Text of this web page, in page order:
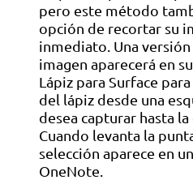
pero este método
opción de recortar su
inmediato. Una
imagen aparecerá en
Lápiz para Surface
del lápiz desde una
desea capturar hasta la
Cuando levanta la
selección aparece en
OneNote.